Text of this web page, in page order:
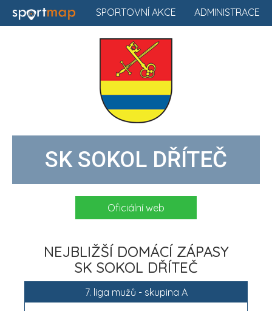
ADMINISTRACE
SPORTOVNÍ AKCE
SK SOKOL DŘÍTEČ
Oficiální web
NEJBLIŽŠÍ DOMÁCÍ ZÁPASY
SK SOKOL DŘÍTEČ
7. liga mužů - skupina A